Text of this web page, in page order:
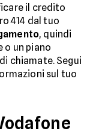
il credito
414 dal tuo
, quindi
un piano
chiamate. Segui
sul tuo